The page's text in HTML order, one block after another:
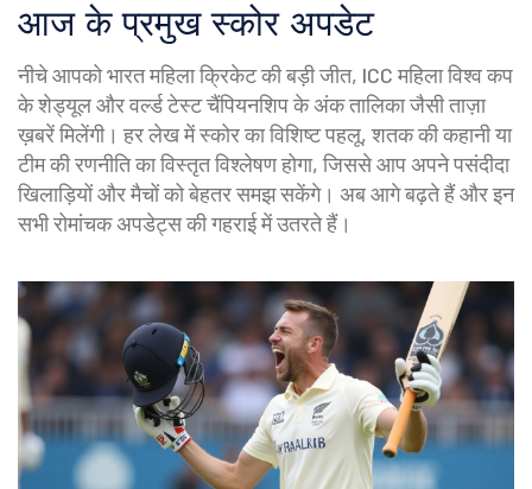
आज के प्रमुख स्कोर अपडेट
नीचे आपको भारत महिला क्रिकेट की बड़ी जीत, ICC महिला विश्व कप
के शेड्यूल और वर्ल्ड टेस्ट चैंपियनशिप के अंक तालिका जैसी ताज़ा
ख़बरें मिलेंगी। हर लेख में स्कोर का विशिष्ट पहलू, शतक की कहानी या
टीम की रणनीति का विस्तृत विश्लेषण होगा, जिससे आप अपने पसंदीदा
खिलाड़ियों और मैचों को बेहतर समझ सकेंगे। अब आगे बढ़ते हैं और इन
सभी रोमांचक अपडेट्स की गहराई में उतरते हैं।